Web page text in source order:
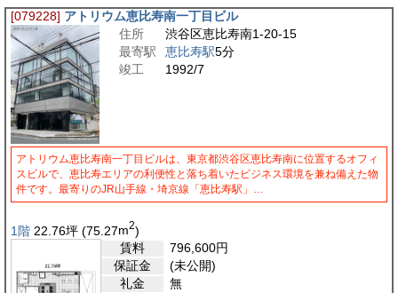
[079228] アトリウム恵比寿南一丁目ビル
住所
渋谷区恵比寿南1-20-15
最寄駅
恵比寿駅5分
竣工
1992/7
アトリウム恵比寿南一丁目ビルは、東京都渋谷区恵比寿南に位置するオフィ
スビルで、恵比寿エリアの利便性と落ち着いたビジネス環境を兼ね備えた物
件です。最寄りのJR山手線・埼京線「恵比寿駅」…
1階 22.76坪 (75.27m2)
賃料
796,600円
保証金
(未公開)
礼金
無